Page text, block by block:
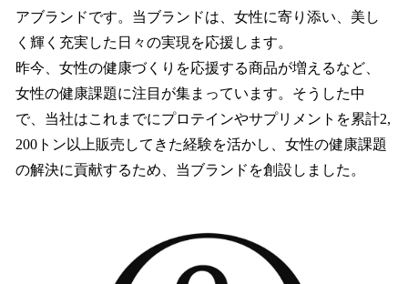
アブランドです。当ブランドは、女性に寄り添い、美し
く輝く充実した日々の実現を応援します。
昨今、女性の健康づくりを応援する商品が増えるなど、
女性の健康課題に注目が集まっています。そうした中
で、当社はこれまでにプロテインやサプリメントを累計2,
200トン以上販売してきた経験を活かし、女性の健康課題
の解決に貢献するため、当ブランドを創設しました。